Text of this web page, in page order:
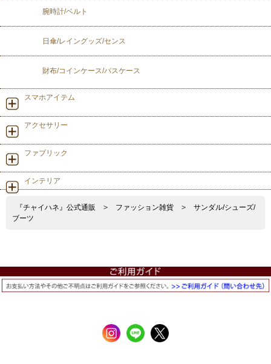
腕時計/ベルト
日傘/レイングッズ/センス
財布/コインケース/パスケース
スマホアイテム
アクセサリー
ファブリック
インテリア
『チャイハネ』公式通販 > ファッション雑貨 >
サンダル/シューズ/
ブーツ